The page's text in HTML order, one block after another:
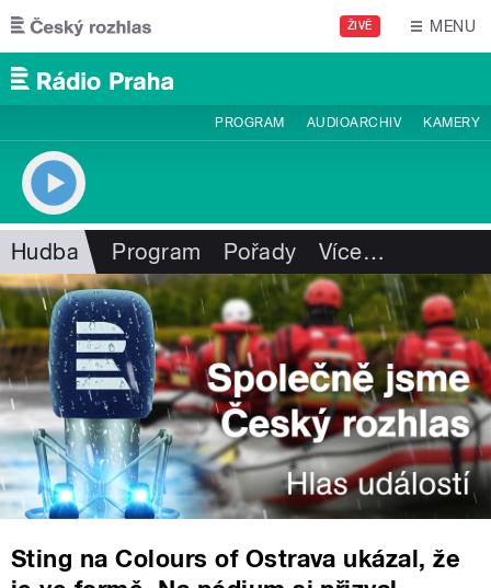
Přejít k hlavnímu obsahu
ŽIVĚ MENU
PROGRAM AUDIOARCHIV KAMERY
Hudba Program Pořady Více…
Sting na Colours of Ostrava ukázal, že